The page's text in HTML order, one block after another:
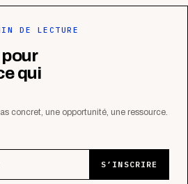
DE LECTURE
qui
concret, une opportunité, une ressource.
S’INSCRIRE